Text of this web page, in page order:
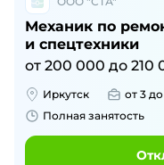
Механик по
и спецтехники
от 200 000 до 210
Иркутск от 3
Полная занятость